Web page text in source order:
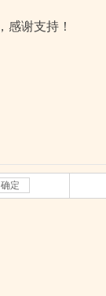
，感谢支持！
确定